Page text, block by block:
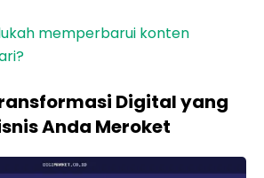
memperbarui konten
Digital yang
Anda Meroket